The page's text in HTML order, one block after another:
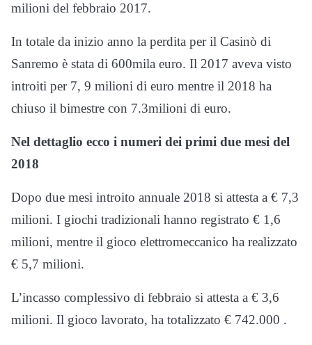
milioni del febbraio 2017.
In totale da inizio anno la perdita per il Casinò di
Sanremo è stata di 600mila euro. Il 2017 aveva visto
introiti per 7, 9 milioni di euro mentre il 2018 ha
chiuso il bimestre con 7.3milioni di euro.
Nel dettaglio ecco i numeri dei primi due mesi del
2018
Dopo due mesi introito annuale 2018 si attesta a € 7,3
milioni. I giochi tradizionali hanno registrato € 1,6
milioni, mentre il gioco elettromeccanico ha realizzato
€ 5,7 milioni.
L’incasso complessivo di febbraio si attesta a € 3,6
milioni. Il gioco lavorato, ha totalizzato € 742.000 .